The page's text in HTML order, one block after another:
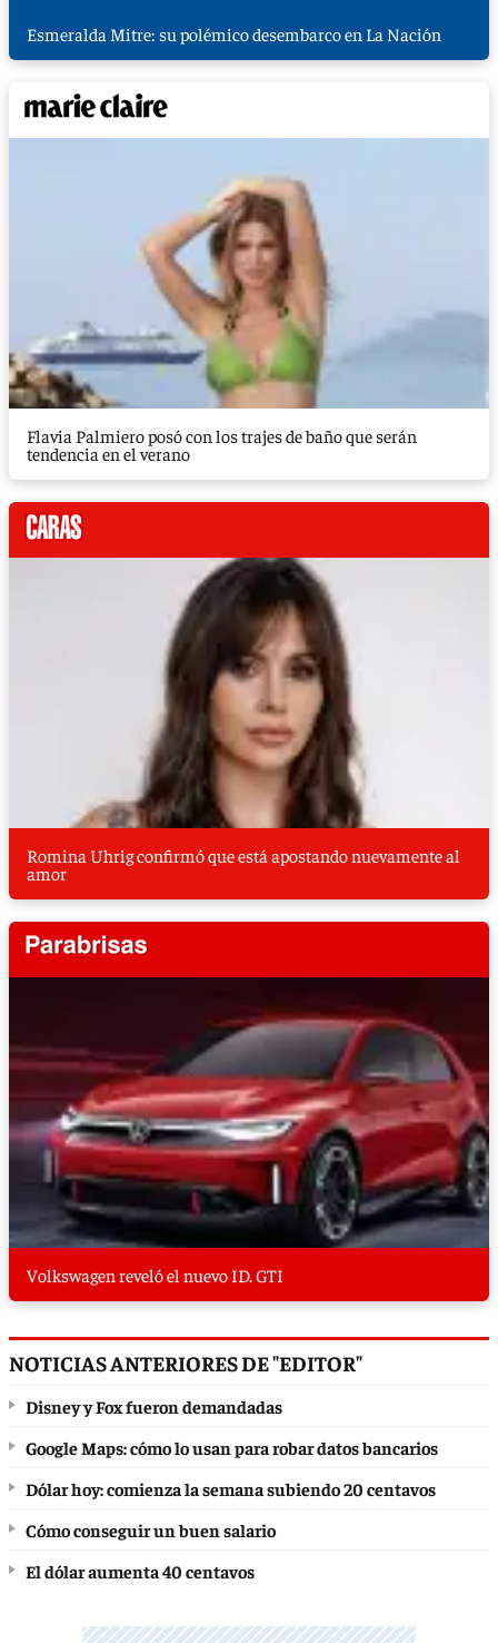
Esmeralda Mitre: su polémico desembarco en La Nación
Flavia Palmiero posó con los trajes de baño que serán
tendencia en el verano
Romina Uhrig confirmó que está apostando nuevamente al
amor
Volkswagen reveló el nuevo ID. GTI
NOTICIAS ANTERIORES DE "EDITOR"
Disney y Fox fueron demandadas
Google Maps: cómo lo usan para robar datos bancarios
Dólar hoy: comienza la semana subiendo 20 centavos
Cómo conseguir un buen salario
El dólar aumenta 40 centavos